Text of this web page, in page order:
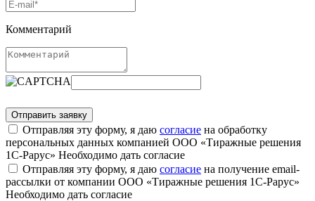
Комментарий
Отправляя эту форму, я даю согласие на обработку
персональных данных компанией ООО «Тиражные решения
1С-Рарус» Необходимо дать согласие
Отправляя эту форму, я даю согласие на получение email-
рассылки от компании ООО «Тиражные решения 1С-Рарус»
Необходимо дать согласие